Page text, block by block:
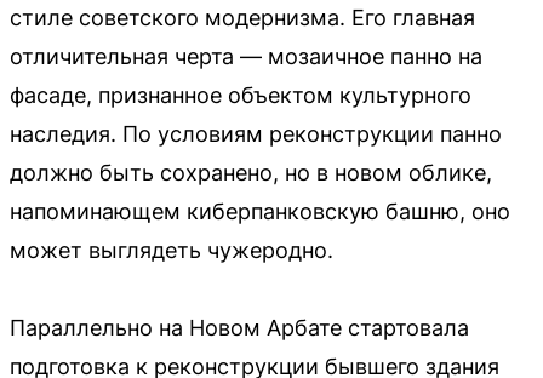
стиле советского модернизма. Его главная
отличительная черта — мозаичное панно на
фасаде, признанное объектом культурного
наследия. По условиям реконструкции панно
должно быть сохранено, но в новом облике,
напоминающем киберпанковскую башню, оно
может выглядеть чужеродно.
Параллельно на Новом Арбате стартовала
подготовка к реконструкции бывшего здания